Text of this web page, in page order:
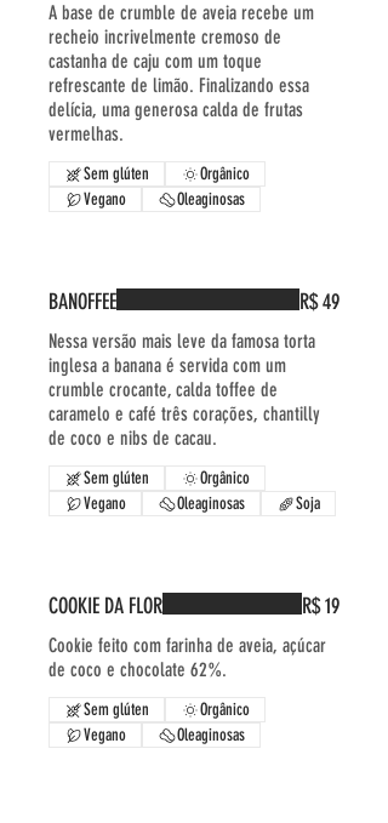
A base de crumble de aveia recebe um
recheio incrivelmente cremoso de
castanha de caju com um toque
refrescante de limão. Finalizando essa
delícia, uma generosa calda de frutas
vermelhas.
Sem glúten
Orgânico
Vegano
Oleaginosas
BANOFFEE
Nessa versão mais leve da famosa torta
inglesa a banana é servida com um
crumble crocante, calda toffee de
caramelo e café três corações, chantilly
de coco e nibs de cacau.
R$ 49
Sem glúten
Orgânico
Vegano
Oleaginosas Soja
COOKIE DA FLOR
Cookie feito com farinha de aveia, açúcar
de coco e chocolate 62%.
R$ 19
Sem glúten
Orgânico
Vegano
Oleaginosas